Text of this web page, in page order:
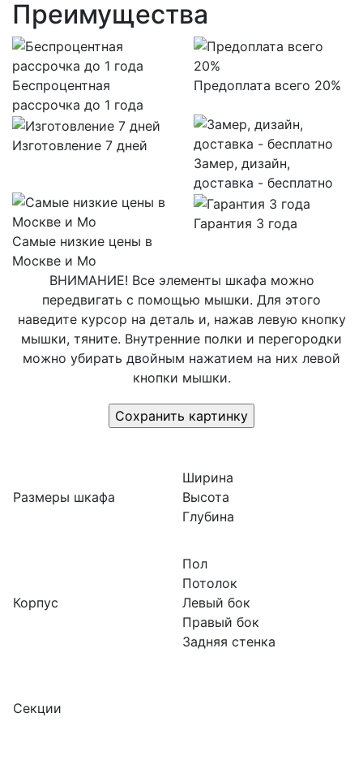
Преимущества
Беспроцентная
рассрочка до 1 года
Предоплата всего 20%
Изготовление 7 дней
Замер, дизайн,
доставка - бесплатно
Самые низкие цены в
Москве и Мо
Гарантия 3 года
ВНИМАНИЕ! Все элементы шкафа можно
передвигать с помощью мышки. Для этого
наведите курсор на деталь и, нажав левую кнопку
мышки, тяните. Внутренние полки и перегородки
можно убирать двойным нажатием на них левой
кнопки мышки.
Размеры шкафа
Корпус
Секции
Ширина
Высота
Глубина
Пол
Потолок
Левый бок
Правый бок
Задняя стенка